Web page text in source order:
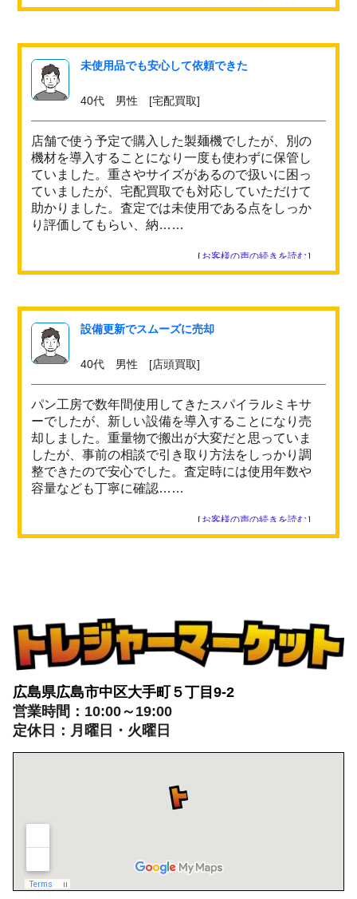
未使用品でも安心して依頼できた
40代 男性 [宅配買取]
店舗で使う予定で購入した製麺機でしたが、別の
機材を導入することになり一度も使わずに保管し
ていました。重さやサイズがあるので扱いに困っ
ていましたが、宅配買取でも対応していただけて
助かりました。査定では未使用である点をしっか
り評価してもらい、納……
［ お客様の声の続きを読む］
設備更新でスムーズに売却
40代 男性 [店頭買取]
パン工房で数年間使用してきたスパイラルミキサ
ーでしたが、新しい設備を導入することになり売
却しました。重量物で搬出が大変だと思っていま
したが、事前の相談で引き取り方法をしっかり調
整できたので安心でした。査定時には使用年数や
容量なども丁寧に確認……
［ お客様の声の続きを読む］
広島県広島市中区大手町５丁目9-2
営業時間：10:00～19:00
定休日：月曜日・火曜日